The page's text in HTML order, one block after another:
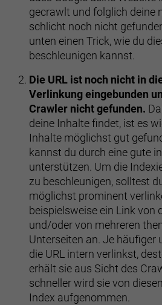
gecrawlt und folglich deine
schlicht noch nicht
unten einen Trick, wie du
beschleunigen kannst.
Die URL ist noch nicht in
Verlinkung eingebunden
Crawler nicht gefunden.
deine Inhalte findet, ist es
Inhalte möglichst gut
kannst du durch eine gute
unterstützen. Um die
zu beschleunigen, solltest
möglichst prominent
beispielsweise ein Link von
und/oder von mehreren
Unterseiten an. Je häufiger
die URL intern verlinkst,
erhält sie aus Sicht des
schneller wird sie von
Index aufgenommen.